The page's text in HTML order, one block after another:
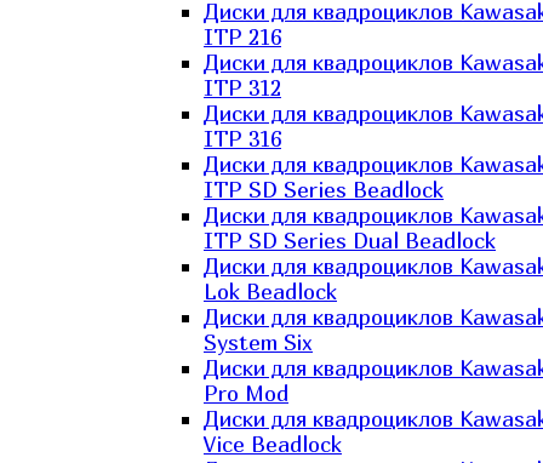
Диски для квадроциклов
ITP 216
Диски для квадроциклов
ITP 312
Диски для квадроциклов
ITP 316
Диски для квадроциклов
ITP SD Series Beadlock
Диски для квадроциклов
ITP SD Series Dual Beadlock
Диски для квадроциклов
Lok Beadlock
Диски для квадроциклов
System Six
Диски для квадроциклов
Pro Mod
Диски для квадроциклов
Vice Beadlock